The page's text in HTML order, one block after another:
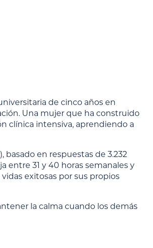
de cinco años en
Una mujer que ha construido
clínica intensiva, aprendiendo a
), basado en respuestas de 3.232
entre 31 y 40 horas semanales y
exitosas por sus propios
la calma cuando los demás